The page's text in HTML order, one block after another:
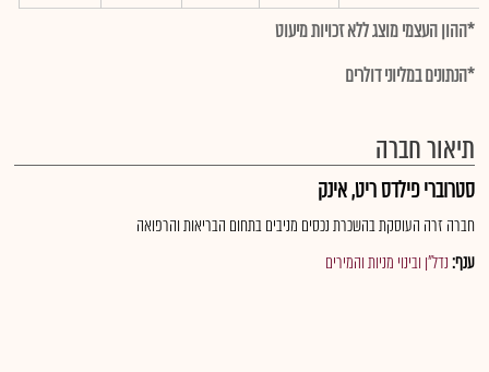
*ההון העצמי מוצג ללא זכויות מיעוט
*הנתונים במליוני דולרים
תיאור חברה
סטרוברי פילדס ריט, אינק
חברה זרה העוסקת בהשכרת נכסים מניבים בתחום הבריאות והרפואה
ענף:נדל"ן ובינוי מניות והמירים